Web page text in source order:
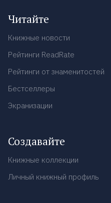
Читайте
Книжные новости
Рейтинги ReadRate
Рейтинги от знаменитостей
Бестселлеры
Экранизации
Создавайте
Книжные коллекции
Личный книжный профиль